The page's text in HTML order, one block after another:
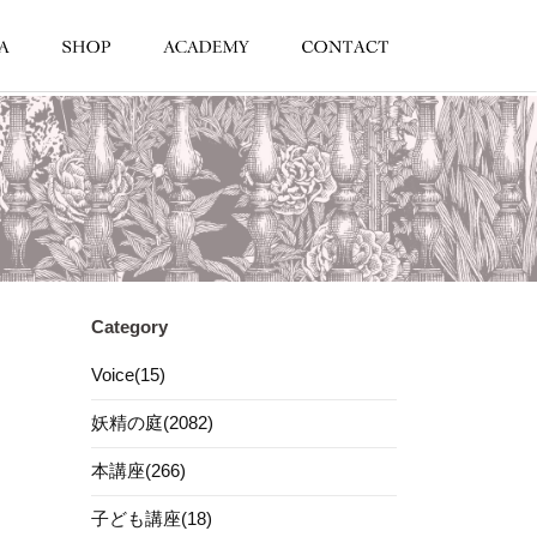
Category
Voice(15)
妖精の庭(2082)
本講座(266)
子ども講座(18)